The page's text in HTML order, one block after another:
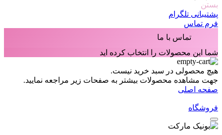
بستن
پشتیبانی تلگرام
فرم تماس
تماس با ما
شما این محصولات را انتخاب کرده اید
هیچ محصولی در سبد خرید نیست.
جهت مشاهده محصولات بیشتر به صفحات زیر مراجعه نمایید.
صفحه اصلی
فروشگاه